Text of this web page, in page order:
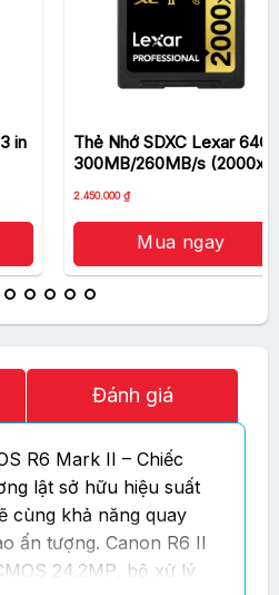
in
Thẻ Nhớ SDXC Lexar
300MB/260MB/s (2000x)
Giá
là:
2.590.000 ₫.
2.450.000₫Giá
hiện
tại
là:
2.450.000 ₫.
Mua ngay
Đánh giá
R6 Mark II – Chiếc
lật sở hữu hiệu suất
cùng khả năng quay
ấn tượng. Canon R6 II
24.2MP, bộ xử lý